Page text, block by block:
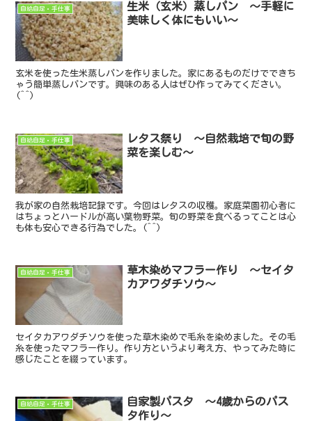
自給自足・手仕事
生米（玄米）蒸しパン ～手軽に
美味しく体にもいい～
玄米を使った生米蒸しパンを作りました。家にあるものだけでできち
ゃう簡単蒸しパンです。興味のある人はぜひ作ってみてください。
(^^)
自給自足・手仕事
レタス祭り ～自然栽培で旬の野
菜を楽しむ～
我が家の自然栽培記録です。今回はレタスの収穫。家庭菜園初心者に
はちょっとハードルが高い葉物野菜。旬の野菜を食べるってことは心
も体も安心できる行為でした。(^^)
自給自足・手仕事
草木染めマフラー作り ～セイタ
カアワダチソウ～
セイタカアワダチソウを使った草木染めで毛糸を染めました。その毛
糸を使ったマフラー作り。作り方というより考え方、やってみた時に
感じたことを綴っています。
自給自足・手仕事
自家製パスタ ～4歳からのパス
タ作り～